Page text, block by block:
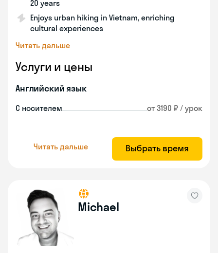
20 years
Enjoys urban hiking in Vietnam, enriching
cultural experiences
Читать дальше
Услуги и цены
Английский язык
С носителем от 3190 ₽ / урок
Читать дальше Выбрать время
Michael